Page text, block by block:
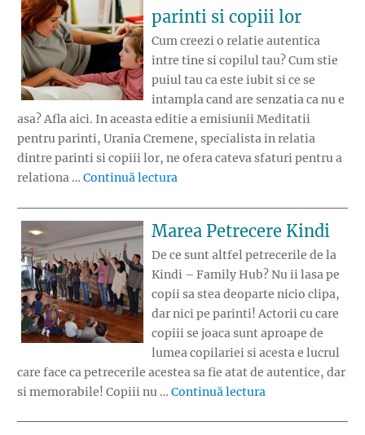
parinti si copiii lor
Cum creezi o relatie autentica
intre tine si copilul tau? Cum stie
puiul tau ca este iubit si ce se
intampla cand are senzatia ca nu e
asa? Afla aici. In aceasta editie a emisiunii Meditatii
pentru parinti, Urania Cremene, specialista in relatia
dintre parinti si copiii lor, ne ofera cateva sfaturi pentru a
relationa … Continuă lectura
Marea Petrecere Kindi
De ce sunt altfel petrecerile de la
Kindi – Family Hub? Nu ii lasa pe
copii sa stea deoparte nicio clipa,
dar nici pe parinti! Actorii cu care
copiii se joaca sunt aproape de
lumea copilariei si acesta e lucrul
care face ca petrecerile acestea sa fie atat de autentice, dar
si memorabile! Copiii nu … Continuă lectura